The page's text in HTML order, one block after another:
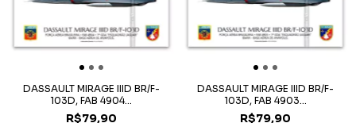
DASSAULT MIRAGE IIID BR/F-
103D, FAB 4904...
R$79,90
DASSAULT MIRAGE IIID BR/F-
103D, FAB 4903...
R$79,90